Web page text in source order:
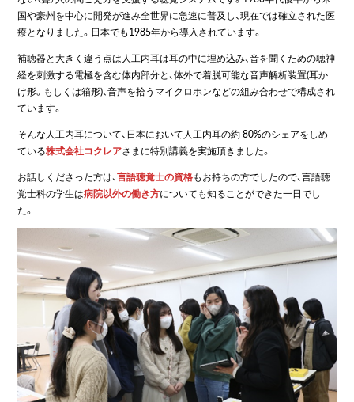
国や豪州を中心に開発が進み全世界に急速に普及し、現在では確立された医
療となりました。日本でも1985年から導入されています。
補聴器と大きく違う点は人工内耳は耳の中に埋め込み、音を聞くための聴神
経を刺激する電極を含む体内部分と、体外で着脱可能な音声解析装置(耳か
け形。もしくは箱形)、音声を拾うマイクロホンなどの組み合わせで構成され
ています。
そんな人工内耳について、日本において人工内耳の約 80%のシェアをしめ
ている株式会社コクレアさまに特別講義を実施頂きました。
お話しくださった方は、言語聴覚士の資格もお持ちの方でしたので、言語聴
覚士科の学生は病院以外の働き方についても知ることができた一日でし
た。